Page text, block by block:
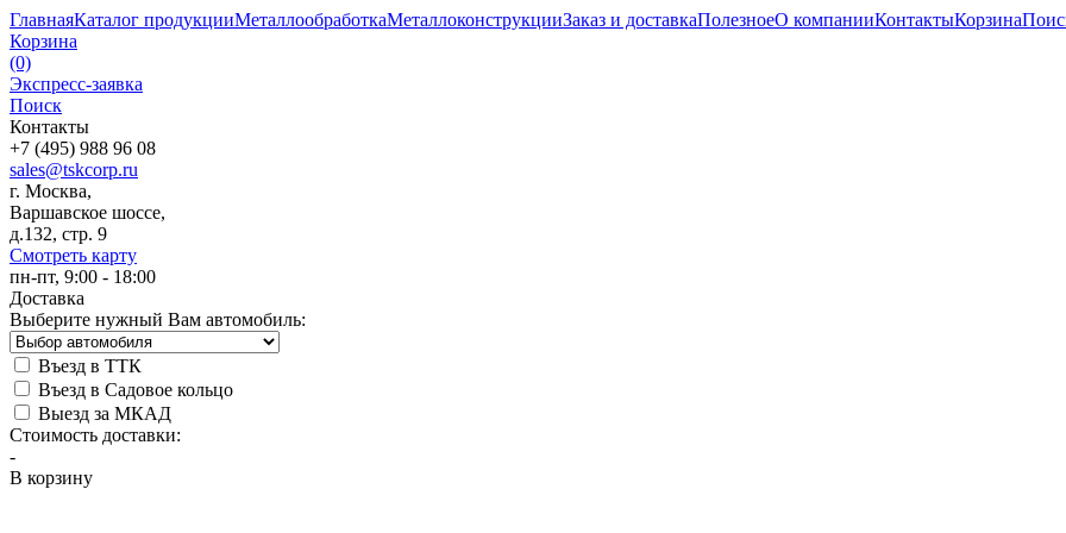
ГлавнаяКаталог продукцииМеталлообработкаМеталлоконструкцииЗаказ и доставкаПолезноеО компанииКонтактыКорзина
Корзина
(0)
Экспресс-заявка
Поиск
Контакты
+7 (495) 988 96 08
sales@tskcorp.ru
г. Москва,
Варшавское шоссе,
д.132, стр. 9
Смотреть карту
пн-пт, 9:00 - 18:00
Доставка
Выберите нужный Вам автомобиль:
Въезд в ТТК
Въезд в Садовое кольцо
Выезд за МКАД
Стоимость доставки:
-
В корзину